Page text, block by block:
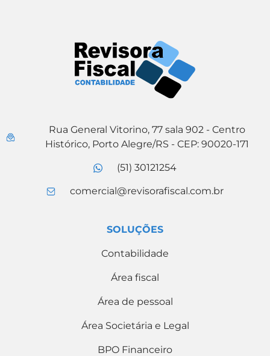
Rua General Vitorino, 77 sala 902 - Centro
Histórico, Porto Alegre/RS - CEP: 90020-171
(51) 30121254
comercial@revisorafiscal.com.br
SOLUÇÕES
Contabilidade
Área fiscal
Área de pessoal
Área Societária e Legal
BPO Financeiro